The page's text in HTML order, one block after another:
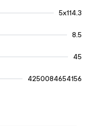
5x114.3
8.5
45
4250084654156